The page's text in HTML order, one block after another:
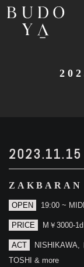
2023.11.15
ZAKBARAN
OPEN 19:00 ~
PRICE M￥3000-
ACT
NISHIKAWA,
TOSHI & more